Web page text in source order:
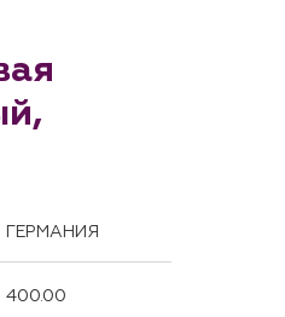
ГЕРМАНИЯ
400.00